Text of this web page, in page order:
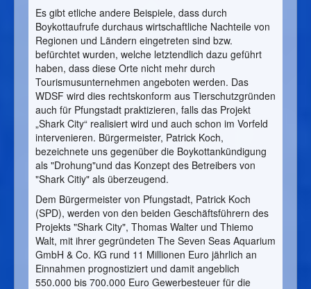
Es gibt etliche andere Beispiele, dass durch
Boykottaufrufe durchaus wirtschaftliche Nachteile von
Regionen und Ländern eingetreten sind bzw.
befürchtet wurden, welche letztendlich dazu geführt
haben, dass diese Orte nicht mehr durch
Tourismusunternehmen angeboten werden. Das
WDSF wird dies rechtskonform aus Tierschutzgründen
auch für Pfungstadt praktizieren, falls das Projekt
„Shark City“ realisiert wird und auch schon im Vorfeld
intervenieren. Bürgermeister, Patrick Koch,
bezeichnete uns gegenüber die Boykottankündigung
als "Drohung"und das Konzept des Betreibers von
"Shark Citiy" als überzeugend.
Dem Bürgermeister von Pfungstadt, Patrick Koch
(SPD), werden von den beiden Geschäftsführern des
Projekts "Shark City", Thomas Walter und Thiemo
Walt, mit ihrer gegründeten The Seven Seas Aquarium
GmbH & Co. KG rund 11 Millionen Euro jährlich an
Einnahmen prognostiziert und damit angeblich
550.000 bis 700.000 Euro Gewerbesteuer für die